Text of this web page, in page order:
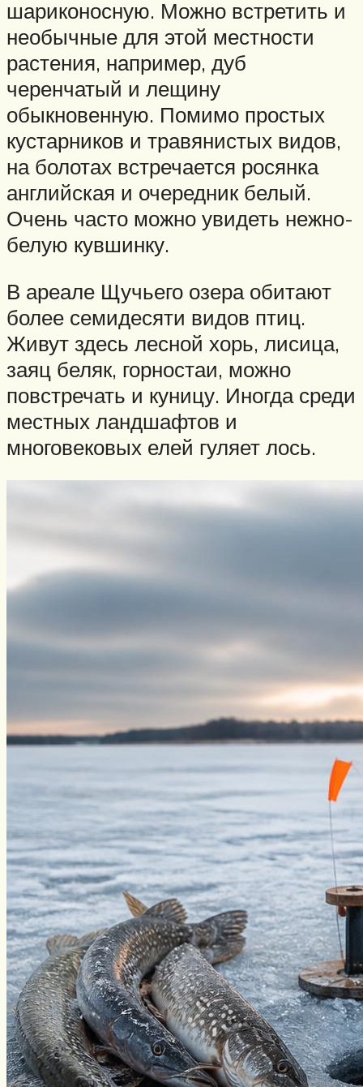
шариконосную. Можно встретить и
необычные для этой местности
растения, например, дуб
черенчатый и лещину
обыкновенную. Помимо простых
кустарников и травянистых видов,
на болотах встречается росянка
английская и очередник белый.
Очень часто можно увидеть нежно-
белую кувшинку.
В ареале Щучьего озера обитают
более семидесяти видов птиц.
Живут здесь лесной хорь, лисица,
заяц беляк, горностаи, можно
повстречать и куницу. Иногда среди
местных ландшафтов и
многовековых елей гуляет лось.